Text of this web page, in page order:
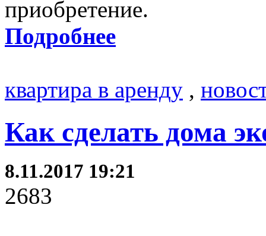
приобретение.
Подробнее
квартира в аренду ,
Как сделать дома
8.11.2017 19:21
2683